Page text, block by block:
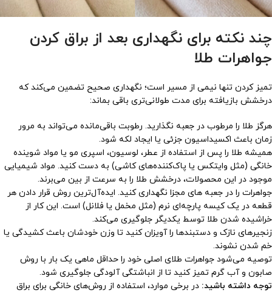
چند نکته برای نگهداری بعد از براق کردن
جواهرات طلا
تمیز کردن تنها نیمی از مسیر است؛ نگهداری صحیح تضمین می‌کند که
درخشش بازیافته برای مدت طولانی‌تری باقی بماند:
هرگز طلا را مرطوب در جعبه نگذارید. رطوبت باقی‌مانده می‌تواند به مرور
زمان باعث اکسیداسیون جزئی یا ایجاد لکه شود.
همیشه طلا را پس از استفاده از عطر، لوسیون، اسپری مو یا مواد شوینده
خانگی (مثل وایتکس یا پاک‌کننده‌های کاشی) به دست کنید. مواد شیمیایی
موجود در این محصولات، درخشش طلا را به سرعت از بین می‌برند.
جواهرات را در جعبه های مجزا نگهداری کنید. ایده‌آل‌ترین روش قرار دادن هر
قطعه در یک کیسه پارچه‌ای نرم (مثل مخمل یا فلانل) است. این کار از
خراشیده شدن طلا توسط یکدیگر جلوگیری می‌کند.
زنجیرهای نازک و دستبندها را آویزان کنید تا وزن خودشان باعث کشیدگی یا
خم شدن نشوند.
توصیه می‌شود جواهرات طلای اصلی خود را حداقل ماهی یک بار با روش
صابون و آب گرم تمیز کنید تا از انباشتگی آلودگی جلوگیری شود.
توجه داشته باشید: در برخی موارد، استفاده از روش‌های خانگی برای براق